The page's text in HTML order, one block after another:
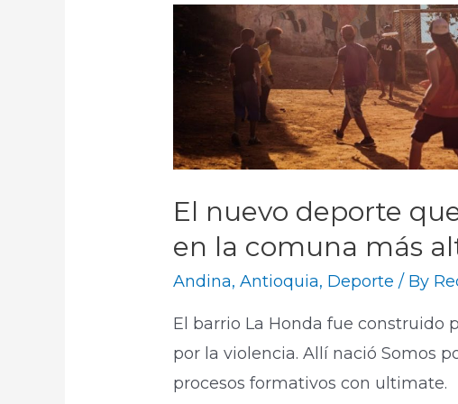
El nuevo deporte
en la comuna más
Andina,Antioquia, Deporte / By
El barrio La Honda fue construido
por la violencia. Allí nació Somos
procesos formativos con ultimate.